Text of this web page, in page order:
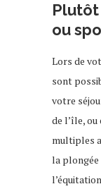
ou
Lors de
sont
votre
de l’île,
multiples
la